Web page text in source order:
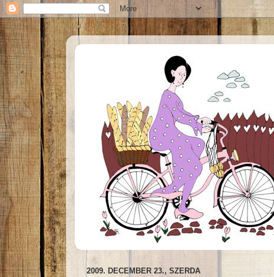
2009. DECEMBER 23., SZERDA